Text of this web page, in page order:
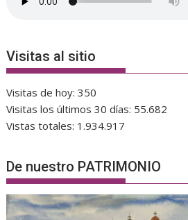
Visitas al sitio
Visitas de hoy:350
Visitas los últimos 30 días: 55.682
Vistas totales: 1.934.917
De nuestro PATRIMONIO